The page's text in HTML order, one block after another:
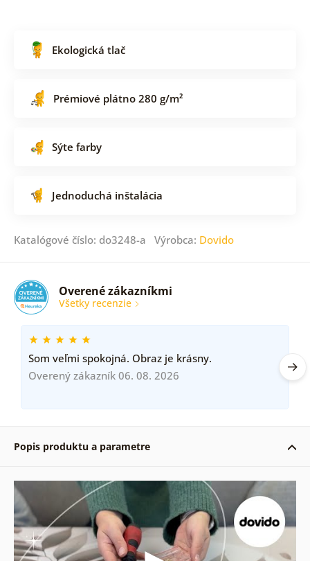
Ekologická tlač
Prémiové plátno 280 g/m²
Sýte farby
Jednoduchá inštalácia
Katalógové číslo: do3248-a Výrobca: Dovido
Overené zákazníkmi
Všetky recenzie
Som veľmi spokojná. Obraz je krásny.
Overený zákazník 06. 08. 2026
Popis produktu a parametre